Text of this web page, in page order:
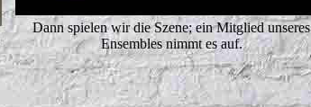
Dann spielen wir die Szene; ein Mitglied unseres
Ensembles nimmt es auf.